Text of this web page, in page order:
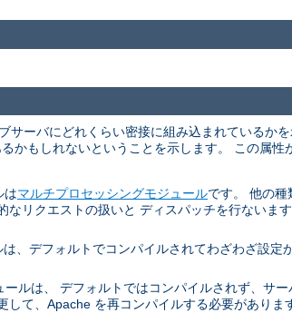
サーバにどれくらい密接に組み込まれているか
かもしれないということを示します。 この属性
はマルチプロセッシングモジュールです。 他の種
リクエストの扱いと ディスパッチを行ないます
、デフォルトでコンパイルされてわざわざ設定
ルは、 デフォルトではコンパイルされず、サ
て、Apache を再コンパイルする必要がありま